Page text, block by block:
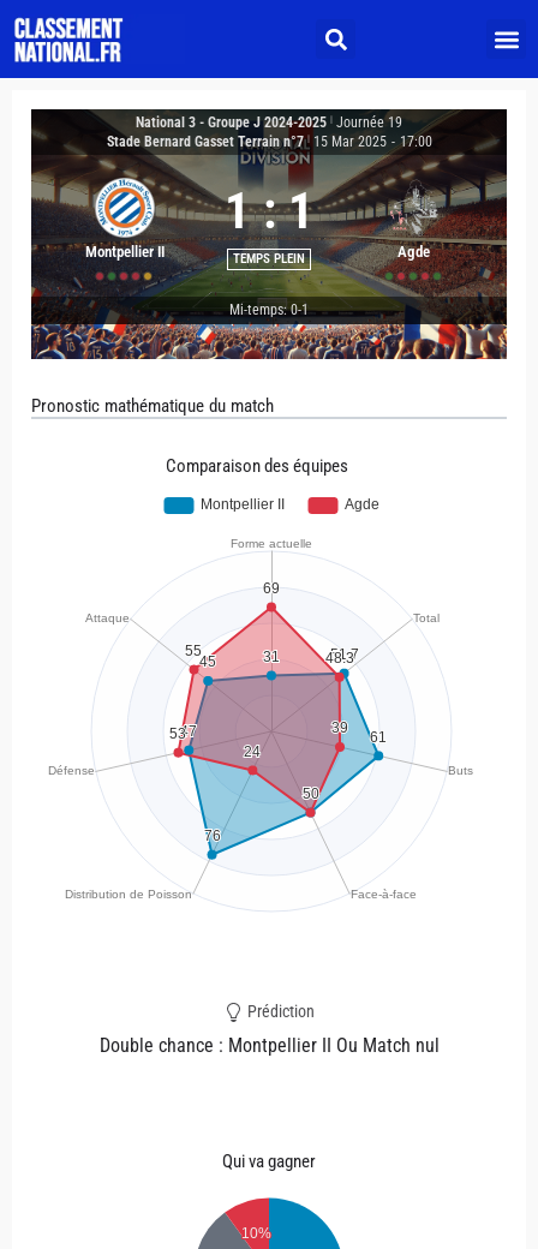
National 3 - Groupe J 2024-2025 Journée 19
Stade Bernard Gasset Terrain n°7 | 15 Mar 2025 - 17:00
Montpellier II
1 : 1
TEMPS PLEIN Agde
Mi-temps: 0-1
Pronostic mathématique du match
Comparaison des équipes
Prédiction
Double chance : Montpellier II Ou Match nul
Qui va gagner